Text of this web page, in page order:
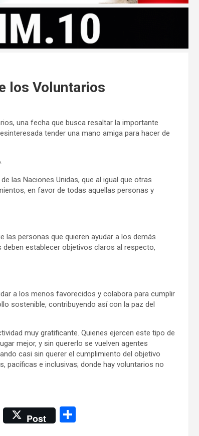
los Voluntarios
una fecha que busca resaltar la importante
tender una mano amiga para hacer de
las Naciones Unidas, que al igual que otras
en favor de todas aquellas personas y
las personas que quieren ayudar a los demás
establecer objetivos claros al respecto,
a los menos favorecidos y colabora para cumplir
sostenible, contribuyendo así con la paz del
muy gratificante. Quienes ejercen este tipo de
mejor, y sin quererlo se vuelven agentes
casi sin querer el cumplimiento del objetivo
pacíficas e inclusivas; donde hay voluntarios no
Post